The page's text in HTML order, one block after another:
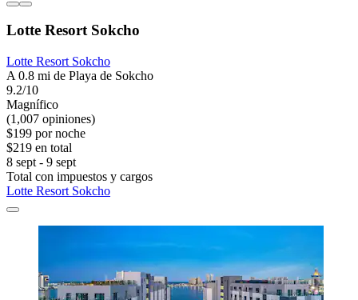
Lotte Resort Sokcho
Lotte Resort Sokcho
A 0.8 mi de Playa de Sokcho
9.2/10
Magnífico
(1,007 opiniones)
$199 por noche
$219 en total
8 sept - 9 sept
Total con impuestos y cargos
Lotte Resort Sokcho